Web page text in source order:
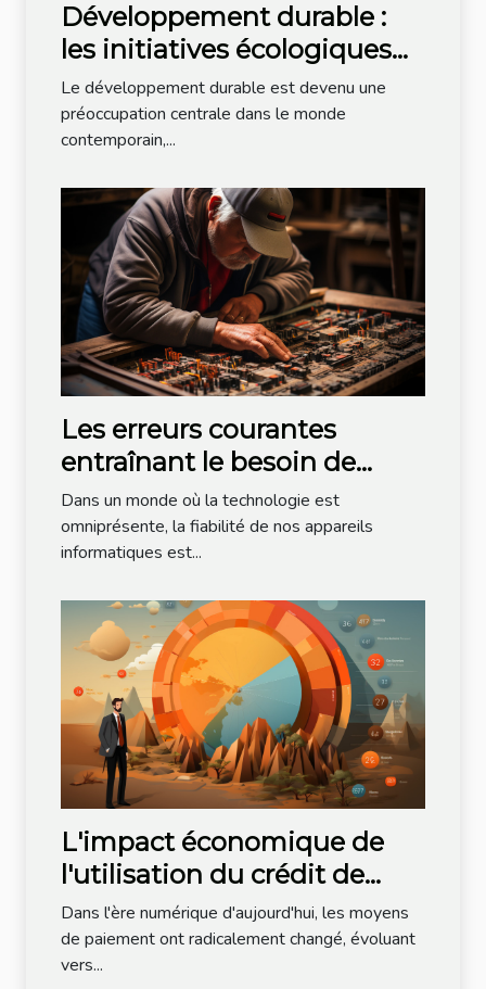
Développement durable :
les initiatives écologiques
dans la tech
Le développement durable est devenu une
préoccupation centrale dans le monde
contemporain,...
Les erreurs courantes
entraînant le besoin de
dépannage informatique
Dans un monde où la technologie est
omniprésente, la fiabilité de nos appareils
informatiques est...
L'impact économique de
l'utilisation du crédit de
communication comme
moyen de paiement: une
investigation détaillée
Dans l'ère numérique d'aujourd'hui, les moyens
de paiement ont radicalement changé, évoluant
vers...